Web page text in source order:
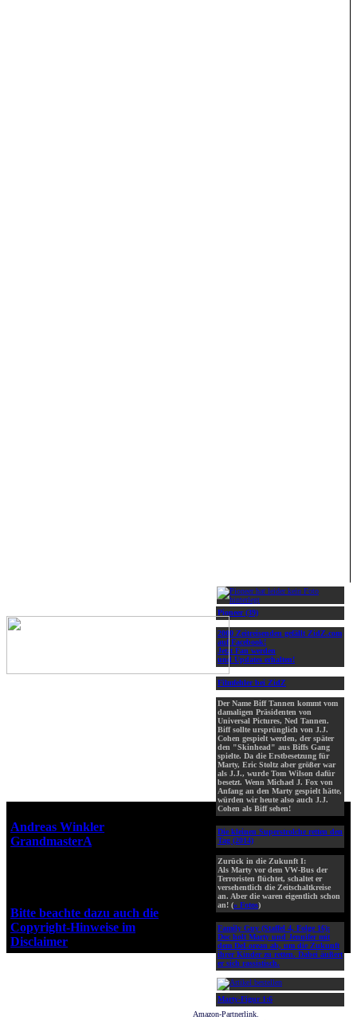
Pioneer (39)
2000 Zeitreisenden gefällt ZidZ.com
auf Facebook!
Jetzt Fan werden
und Updates erhalten!
Filmfehler bei ZidZ
Der Name Biff Tannen kommt vom
damaligen Präsidenten von
Universal Pictures, Ned Tannen.
Biff sollte ursprünglich von J.J.
Cohen gespielt werden, der später
den "Skinhead" aus Biffs Gang
spielte. Da die Erstbesetzung für
Marty, Eric Stoltz aber größer war
als J.J., wurde Tom Wilson dafür
besetzt. Wenn Michael J. Fox von
Anfang an den Marty gespielt hätte,
würden wir heute also auch J.J.
Cohen als Biff sehen!
Die kleinen Superstrolche retten den
Tag (2014)
Zurück in die Zukunft I:
Als Marty vor dem VW-Bus der
Terroristen flüchtet, schaltet er
versehentlich die Zeitschaltkreise
an. Aber die waren eigentlich schon
an! (» Fotos)
Family Guy (Staffel 4, Folge 16):
Doc holt Marty und Jennifer mit
dem DeLorean ab, um die Zukunft
ihrer Kinder zu retten. Dabei äußert
er sich rassistisch.
Marty-Figur 1:6
Amazon-Partnerlink.
Andreas Winkler
GrandmasterA
Bitte beachte dazu auch die
Copyright-Hinweise im
Disclaimer